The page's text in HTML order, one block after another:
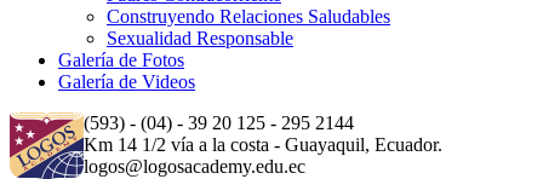
Construyendo Relaciones Saludables
Sexualidad Responsable
Galería de Fotos
Galería de Videos
(593) - (04) - 39 20 125 - 295 2144
Km 14 1/2 vía a la costa - Guayaquil, Ecuador.
logos@logosacademy.edu.ec